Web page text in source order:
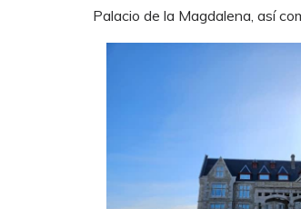
Palacio de la Magdalena, así